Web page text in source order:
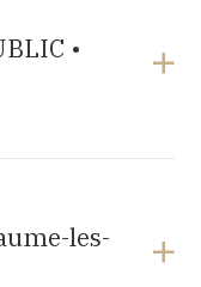
BAUME-LES-
•
les-